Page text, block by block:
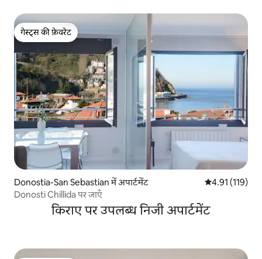
गेस्ट्स की फ़ेवरेट
गेस्ट्स की फ़ेवरेट
Donostia-San Sebastian में अपार्टमेंट औसत रेटिंग 5 में से
4.91 (119)
Donosti Chillida पर जाएँ
किराए पर उपलब्ध निजी अपार्टमेंट